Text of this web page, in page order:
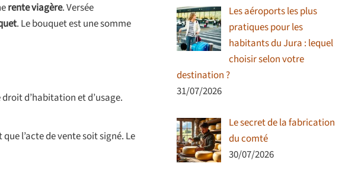
rente viagère. Versée
. Le bouquet est une somme
d’habitation et d’usage.
l’acte de vente soit signé. Le
Les aéroports les plus
pratiques pour les
habitants du Jura : lequel
choisir selon votre
destination ?
31/07/2026
Le secret de la fabrication
du comté
30/07/2026